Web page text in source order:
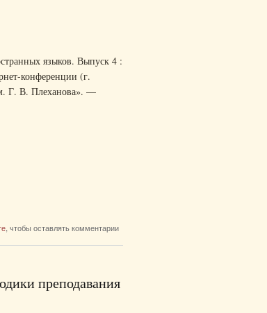
языков. Выпуск 4 :
конференции (г.
Г. В. Плеханова». —
проблемы общей теории языка,
иностранных языков. Выпуск 4
, чтобы оставлять комментарии
преподавания